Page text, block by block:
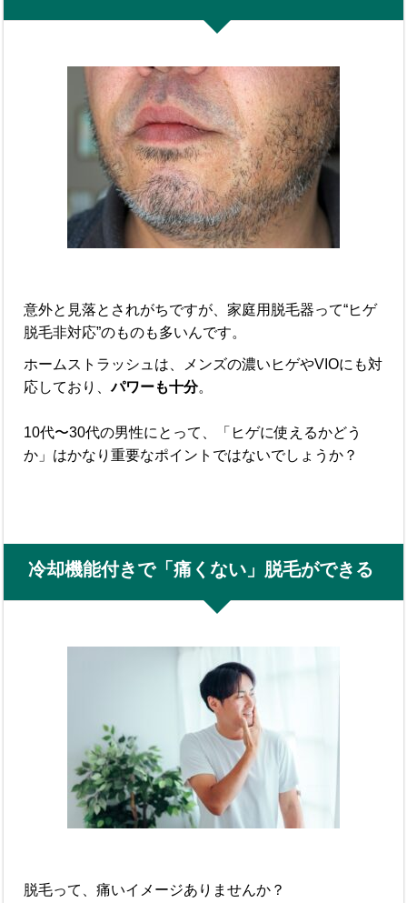
意外と見落とされがちですが、家庭用脱毛器って“ヒゲ
脱毛非対応”のものも多いんです。
ホームストラッシュは、メンズの濃いヒゲやVIOにも対
応しており、パワーも十分。
10代〜30代の男性にとって、「ヒゲに使えるかどう
か」はかなり重要なポイントではないでしょうか？
冷却機能付きで「痛くない」脱毛ができる
脱毛って、痛いイメージありませんか？